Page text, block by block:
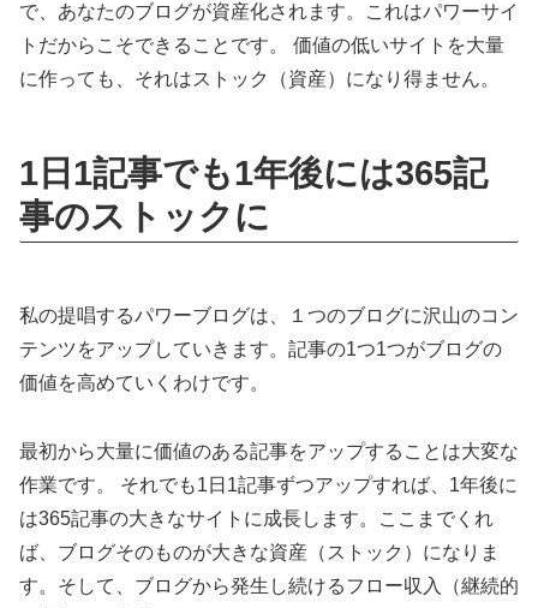
で、あなたのブログが資産化されます。これはパワーサイ
トだからこそできることです。 価値の低いサイトを大量
に作っても、それはストック（資産）になり得ません。
1日1記事でも1年後には365記
事のストックに
私の提唱するパワーブログは、１つのブログに沢山のコン
テンツをアップしていきます。記事の1つ1つがブログの
価値を高めていくわけです。
最初から大量に価値のある記事をアップすることは大変な
作業です。 それでも1日1記事ずつアップすれば、1年後に
は365記事の大きなサイトに成長します。ここまでくれ
ば、ブログそのものが大きな資産（ストック）になりま
す。そして、ブログから発生し続けるフロー収入（継続的